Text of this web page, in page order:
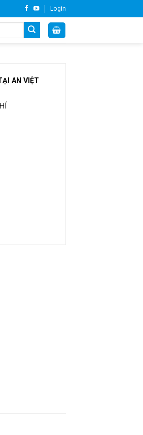
Login
quantity
AN VIỆT